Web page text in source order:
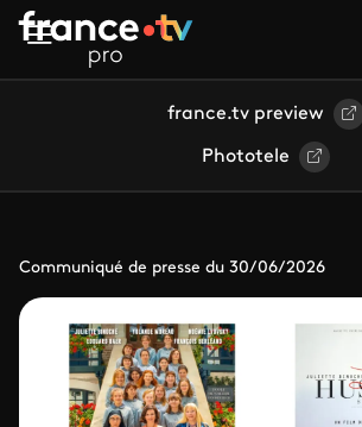
Aller au contenu principal
france.tv preview
Phototele
Communiqué de presse du 30/06/2026